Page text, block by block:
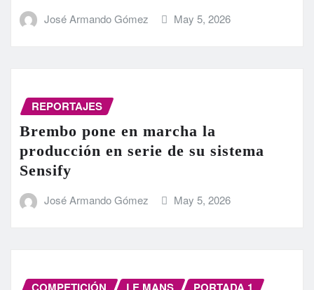
José Armando Gómez May 5, 2026
REPORTAJES
Brembo pone en marcha la
producción en serie de su sistema
Sensify
José Armando Gómez May 5, 2026